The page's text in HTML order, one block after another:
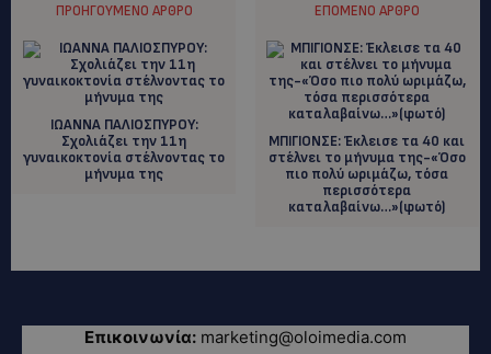
ΠΡΟΗΓΟΎΜΕΝΟ ΆΡΘΡΟ
ΙΩΑΝΝΑ ΠΑΛΙΟΣΠΥΡΟΥ:
Σχολιάζει την 11η
γυναικοκτονία στέλνοντας το
μήνυμα της
ΕΠΌΜΕΝΟ ΆΡΘΡΟ
ΜΠΙΓΙΟΝΣΕ: Έκλεισε τα 40 και
στέλνει το μήνυμα της-«Όσο
πιο πολύ ωριμάζω, τόσα
περισσότερα
καταλαβαίνω…»(φωτό)
Επικοινωνία: marketing@oloimedia.com